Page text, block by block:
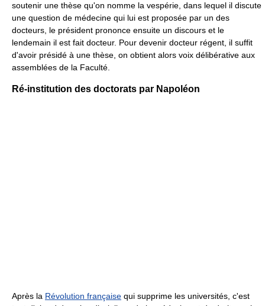
soutenir une thèse qu'on nomme la vespérie, dans lequel il discute
une question de médecine qui lui est proposée par un des
docteurs, le président prononce ensuite un discours et le
lendemain il est fait docteur. Pour devenir docteur régent, il suffit
d'avoir présidé à une thèse, on obtient alors voix délibérative aux
assemblées de la Faculté.
Ré-institution des doctorats par Napoléon
Après la Révolution française qui supprime les universités, c'est